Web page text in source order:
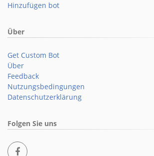
Hinzufügen bot
Über
Get Custom Bot
Über
Feedback
Nutzungsbedingungen
Datenschutzerklärung
Folgen Sie uns